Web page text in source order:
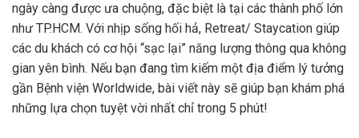
ngày càng được ưa chuộng, đặc biệt là tại các thành phố lớn
như TP.HCM. Với nhịp sống hối hả, Retreat/ Staycation giúp
các du khách có cơ hội “sạc lại” năng lượng thông qua không
gian yên bình. Nếu bạn đang tìm kiếm một địa điểm lý tưởng
gần Bệnh viện Worldwide, bài viết này sẽ giúp bạn khám phá
những lựa chọn tuyệt vời nhất chỉ trong 5 phút!